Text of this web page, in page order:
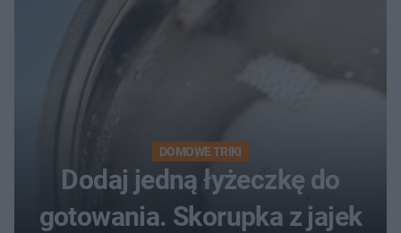
DOMOWE TRIKI
Dodaj jedną łyżeczkę do
gotowania. Skorupka z jajek